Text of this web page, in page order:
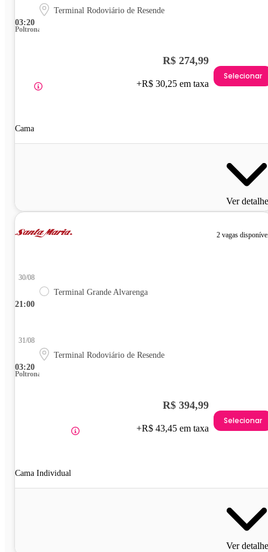
03:20
Terminal Rodoviário de Resende
Poltrona
Cama
R$ 274,99
+R$ 30,25 em taxa
Selecionar
Ver
2 vagas
21:00
30/08
Terminal Grande Alvarenga
03:20
31/08
Terminal Rodoviário de Resende
Poltrona
Cama Individual
R$ 394,99
+R$ 43,45 em taxa
Selecionar
Ver